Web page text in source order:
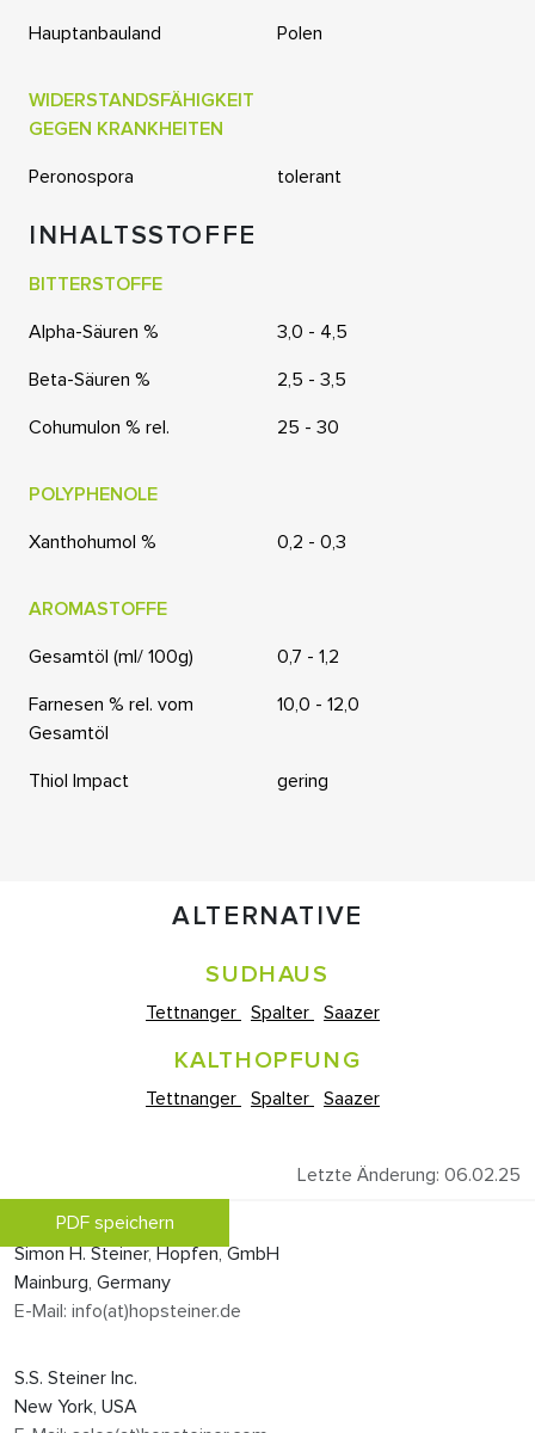
Hauptanbauland
Polen
WIDERSTANDSFÄHIGKEIT
GEGEN KRANKHEITEN
Peronospora
tolerant
INHALTSSTOFFE
BITTERSTOFFE
Alpha-Säuren %
3,0 - 4,5
Beta-Säuren %
2,5 - 3,5
Cohumulon % rel.
25 - 30
POLYPHENOLE
Xanthohumol %
0,2 - 0,3
AROMASTOFFE
Gesamtöl (ml/ 100g)
0,7 - 1,2
Farnesen % rel. vom
Gesamtöl
10,0 - 12,0
Thiol Impact gering
ALTERNATIVE
SUDHAUS
Tettnanger Spalter Saazer
KALTHOPFUNG
Tettnanger Spalter Saazer
Letzte Änderung: 06.02.25
PDF speichern
Simon H. Steiner, Hopfen, GmbH
Mainburg, Germany
E-Mail: info(at)hopsteiner.de
S.S. Steiner Inc.
New York, USA